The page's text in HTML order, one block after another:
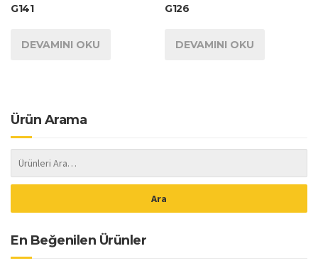
G141
DEVAMINI OKU
G126
DEVAMINI OKU
Ürün Arama
En Beğenilen Ürünler